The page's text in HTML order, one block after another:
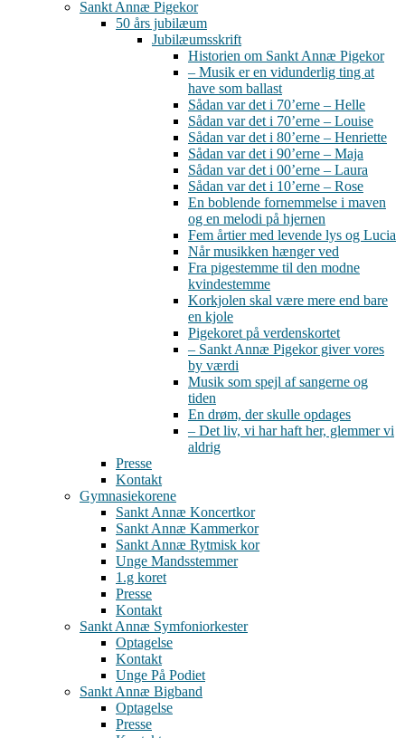
Sankt Annæ Pigekor
50 års jubilæum
Jubilæumsskrift
Historien om Sankt Annæ Pigekor
– Musik er en vidunderlig ting at
have som ballast
Sådan var det i 70’erne – Helle
Sådan var det i 70’erne – Louise
Sådan var det i 80’erne – Henriette
Sådan var det i 90’erne – Maja
Sådan var det i 00’erne – Laura
Sådan var det i 10’erne – Rose
En boblende fornemmelse i maven
og en melodi på hjernen
Fem årtier med levende lys og Lucia
Når musikken hænger ved
Fra pigestemme til den modne
kvindestemme
Korkjolen skal være mere end bare
en kjole
Pigekoret på verdenskortet
– Sankt Annæ Pigekor giver vores
by værdi
Musik som spejl af sangerne og
tiden
En drøm, der skulle opdages
– Det liv, vi har haft her, glemmer vi
aldrig
Presse
Kontakt
Gymnasiekorene
Sankt Annæ Koncertkor
Sankt Annæ Kammerkor
Sankt Annæ Rytmisk kor
Unge Mandsstemmer
1.g koret
Presse
Kontakt
Sankt Annæ Symfoniorkester
Optagelse
Kontakt
Unge På Podiet
Sankt Annæ Bigband
Optagelse
Presse